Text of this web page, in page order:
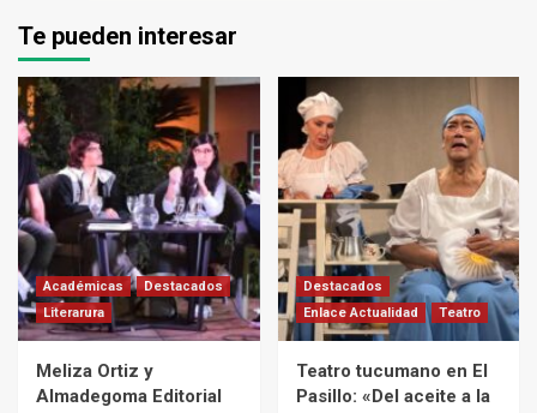
Te pueden interesar
Académicas
Destacados
Literarura
Meliza Ortiz y
Almadegoma Editorial
Destacados
Enlace Actualidad
Teatro
Teatro tucumano en El
Pasillo: «Del aceite a la